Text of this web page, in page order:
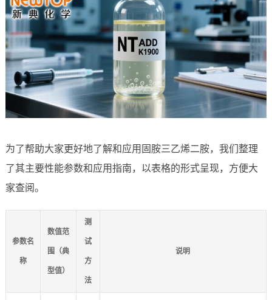
为了帮助大家更好地了解和应用固胺三乙烯二胺，我们整理
了其主要性能参数和应用指南，以表格的形式呈现，方便大
家查阅。
参数名
称
数值范
围（典
型值）
测
试
方
法
说明